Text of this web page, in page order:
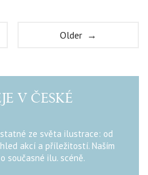
Older →
V ČESKÉ
ze světa ilustrace: od
akcí a příležitostí. Naším
současné ilu. scéně.